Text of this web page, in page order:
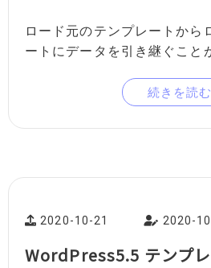
ロード元のテンプレートから
ートにデータを引き継ぐこと
続きを読む
2020-10-21 2020-
WordPress5.5 テンプ